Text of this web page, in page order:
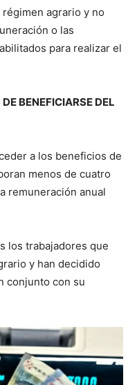
agrario y no
o las
para realizar el
BENEFICIARSE DEL
a los beneficios de
menos de cuatro
remuneración anual
los trabajadores que
y han decidido
conjunto con su